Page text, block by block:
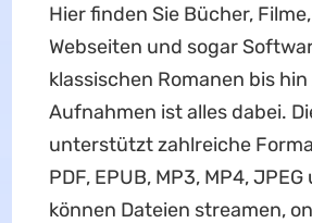
Hier finden Sie Bücher,
Webseiten und sogar
klassischen Romanen bis
Aufnahmen ist alles dabei.
unterstützt zahlreiche
PDF, EPUB, MP3, MP4,
können Dateien streamen,